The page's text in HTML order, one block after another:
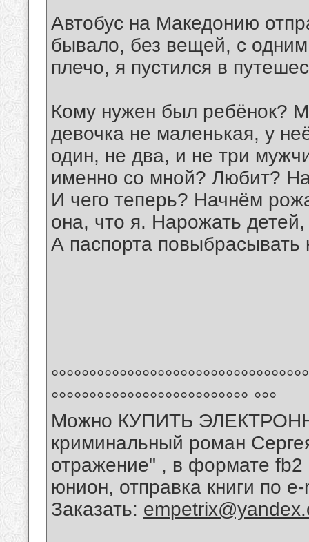
Автобус на Македонию
бывало, без вещей, с
плечо, я пустился в
Кому нужен был ребёнок?
девочка не маленькая, у
один, не два, и не три
именно со мной? Любит?
И чего теперь? Начнём
она, что я. Нарожать детей,
А паспорта повыбрасывать
°°°°°°°°°°°°°°°°°°°°°°°°°° °°°
Можно КУПИТЬ
криминальный роман
отражение" , в формате fb2
юнион, отправка книги по
Заказать: